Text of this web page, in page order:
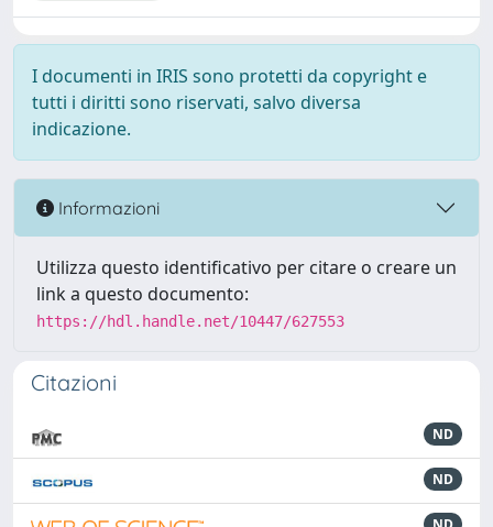
I documenti in IRIS sono protetti da copyright e
tutti i diritti sono riservati, salvo diversa
indicazione.
Informazioni
Utilizza questo identificativo per citare o creare un
link a questo documento:
https://hdl.handle.net/10447/627553
Citazioni
ND
ND